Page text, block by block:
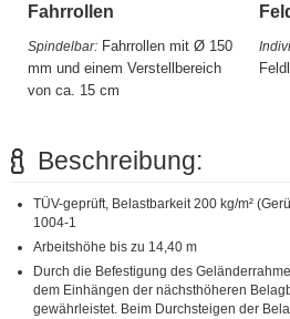
Fahrrollen
Spindelbar: Fahrrollen mit Ø 150
mm und einem Verstellbereich
von ca. 15 cm
Beschreibung:
TÜV-geprüft, Belastbarkeit 200 kg/m²
1004-1
Arbeitshöhe bis zu 14,40 m
Durch die Befestigung des
dem Einhängen der nächsthöheren
gewährleistet. Beim Durchsteigen der